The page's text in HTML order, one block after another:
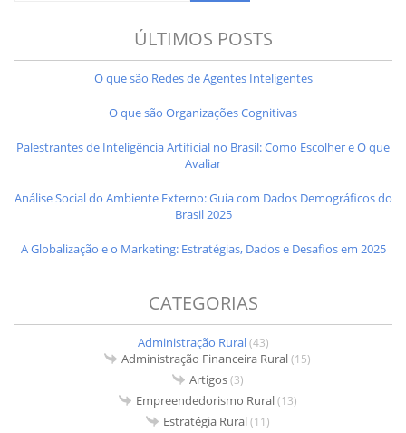
ÚLTIMOS POSTS
O que são Redes de Agentes Inteligentes
O que são Organizações Cognitivas
Palestrantes de Inteligência Artificial no Brasil: Como Escolher e O que
Avaliar
Análise Social do Ambiente Externo: Guia com Dados Demográficos do
Brasil 2025
A Globalização e o Marketing: Estratégias, Dados e Desafios em 2025
CATEGORIAS
Administração Rural(43)
Administração Financeira Rural(15)
Artigos(3)
Empreendedorismo Rural(13)
Estratégia Rural(11)